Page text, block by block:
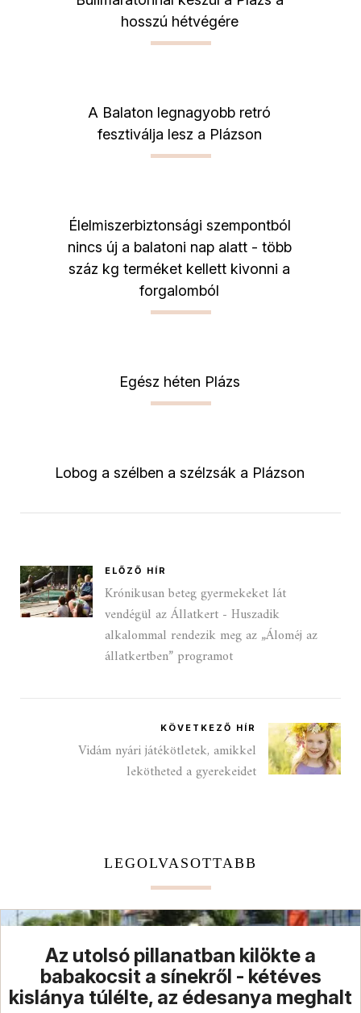
hosszú hétvégére
A Balaton legnagyobb retró
fesztiválja lesz a Plázson
Élelmiszerbiztonsági szempontból
nincs új a balatoni nap alatt - több
száz kg terméket kellett kivonni a
forgalomból
Egész héten Plázs
Lobog a szélben a szélzsák a Plázson
ELŐZŐ HÍR
Krónikusan beteg gyermekeket lát
vendégül az Állatkert - Huszadik
alkalommal rendezik meg az „Áloméj az
állatkertben” programot
KÖVETKEZŐ HÍR
Vidám nyári játékötletek, amikkel
lekötheted a gyerekeidet
LEGOLVASOTTABB
Az utolsó pillanatban kilökte a
babakocsit a sínekről - kétéves
kislánya túlélte, az édesanya meghalt